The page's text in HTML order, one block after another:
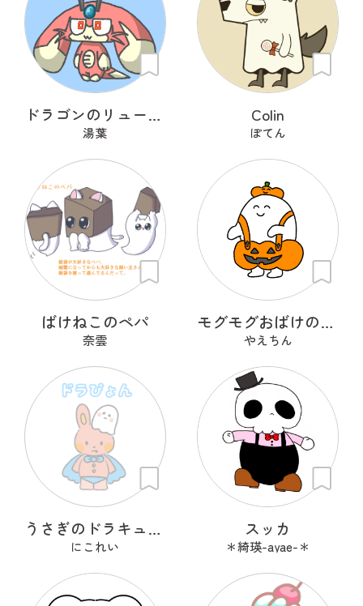
ドラゴンのリューリュ
湯葉
Colin
ぽてん
ばけねこのペパ
奈雲
モグモグおばけのプラン・プー
やえちん
うさぎのドラキュラ「ドラぴょん」
にこれい
スッカ
＊綺瑛-ayae-＊